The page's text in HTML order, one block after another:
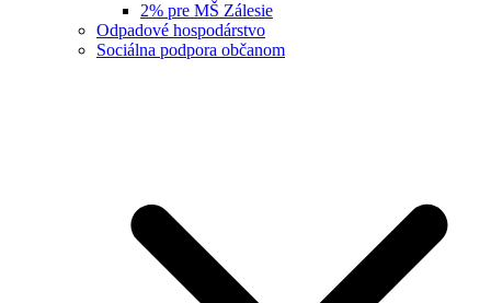
2% pre MŠ Zálesie
Odpadové hospodárstvo
Sociálna podpora občanom